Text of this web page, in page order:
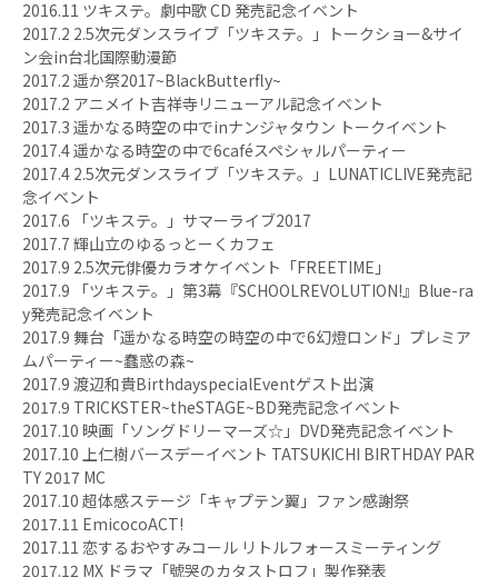
2016.11 ツキステ。劇中歌 CD 発売記念イベント
2017.2 2.5次元ダンスライブ「ツキステ。」トークショー&サイ
ン会in台北国際動漫節
2017.2 遥か祭2017~BlackButterfly~
2017.2 アニメイト吉祥寺リニューアル記念イベント
2017.3 遥かなる時空の中でinナンジャタウン トークイベント
2017.4 遥かなる時空の中で6caféスペシャルパーティー
2017.4 2.5次元ダンスライブ「ツキステ。」LUNATICLIVE発売記
念イベント
2017.6 「ツキステ。」サマーライブ2017
2017.7 輝山立のゆるっとーくカフェ
2017.9 2.5次元俳優カラオケイベント「FREETIME」
2017.9 「ツキステ。」第3幕『SCHOOLREVOLUTION!』Blue-ra
y発売記念イベント
2017.9 舞台「遥かなる時空の時空の中で6幻燈ロンド」プレミア
ムパーティー~蠢惑の森~
2017.9 渡辺和貴BirthdayspecialEventゲスト出演
2017.9 TRICKSTER~theSTAGE~BD発売記念イベント
2017.10 映画「ソングドリーマーズ☆」DVD発売記念イベント
2017.10 上仁樹バースデーイベント TATSUKICHI BIRTHDAY PAR
TY 2017 MC
2017.10 超体感ステージ「キャプテン翼」ファン感謝祭
2017.11 EmicocoACT!
2017.11 恋するおやすみコール リトルフォースミーティング
2017.12 MX ドラマ「號哭のカタストロフ」製作発表